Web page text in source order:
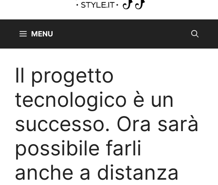
MENU
Il progetto
tecnologico è un
successo. Ora sarà
possibile farli
anche a distanza